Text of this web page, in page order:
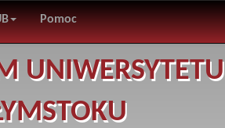
Pomoc
UNIWERSYTETU